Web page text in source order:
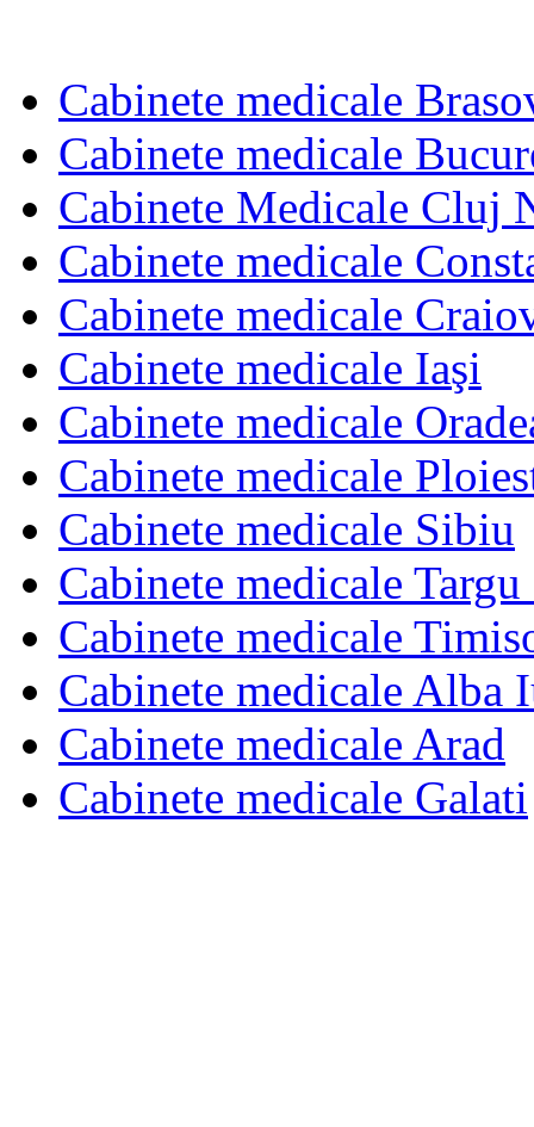
Cabinete medicale
Cabinete medicale
Cabinete Medicale Cluj
Cabinete medicale
Cabinete medicale
Cabinete medicale Iaşi
Cabinete medicale
Cabinete medicale
Cabinete medicale Sibiu
Cabinete medicale
Cabinete medicale
Cabinete medicale Alba
Cabinete medicale Arad
Cabinete medicale Galati